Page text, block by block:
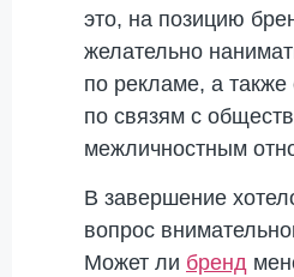
это, на позицию
желательно
по рекламе, а также
по связям с
межличностным
В завершение
вопрос
Может ли бренд